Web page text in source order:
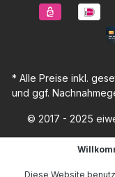
* Alle Preise inkl.
und ggf.
© 2017 - 2025
Diese Website